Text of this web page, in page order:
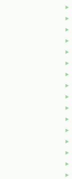
►
►
►
►
►
►
►
►
►
►
►
►
►
►
►
►